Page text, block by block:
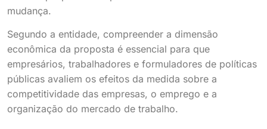
mudança.
Segundo a entidade, compreender a dimensão
econômica da proposta é essencial para que
empresários, trabalhadores e formuladores de políticas
públicas avaliem os efeitos da medida sobre a
competitividade das empresas, o emprego e a
organização do mercado de trabalho.